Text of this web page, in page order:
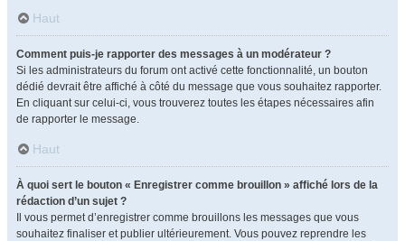
Haut
Comment puis-je rapporter des messages à un modérateur ?
Si les administrateurs du forum ont activé cette fonctionnalité, un bouton
dédié devrait être affiché à côté du message que vous souhaitez rapporter.
En cliquant sur celui-ci, vous trouverez toutes les étapes nécessaires afin
de rapporter le message.
Haut
À quoi sert le bouton « Enregistrer comme brouillon » affiché lors de la
rédaction d’un sujet ?
Il vous permet d’enregistrer comme brouillons les messages que vous
souhaitez finaliser et publier ultérieurement. Vous pouvez reprendre les